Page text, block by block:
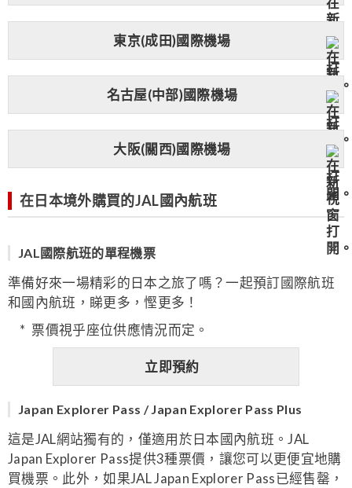
東京(成田)國際機場
名古屋(中部)國際機場
大阪(關西)國際機場
在日本境外購買的JAL國內航班
JAL國際航班的單程機票
準備好來一場精彩的日本之旅了嗎？一起預訂國際航班
和國內航班，睇更多，慳更多！
票價視乎座位供應情況而定。
立即預約
Japan Explorer Pass / Japan Explorer Pass Plus
這是JAL網站獨有的，僅適用於日本國內航班。JAL
Japan Explorer Pass提供3種票價，讓您可以更便宜地購
買機票。此外，如果JAL Japan Explorer Pass已經售罄，